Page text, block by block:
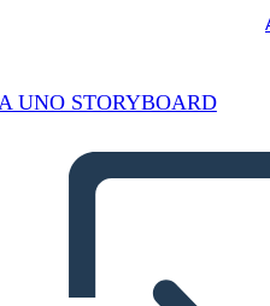
UNO STORYBOARD